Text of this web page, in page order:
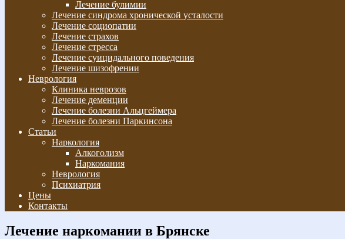
Лечение булимии
Лечение синдрома хронической усталости
Лечение социопатии
Лечение страхов
Лечение стресса
Лечение суицидального поведения
Лечение шизофрении
Неврология
Клиника неврозов
Лечение деменции
Лечение болезни Альцгеймера
Лечение болезни Паркинсона
Статьи
Наркология
Алкоголизм
Наркомания
Неврология
Психиатрия
Цены
Контакты
Лечение наркомании в Брянске